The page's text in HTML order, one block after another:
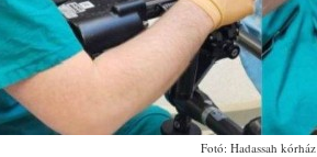
Fotó: Hadassah kórház